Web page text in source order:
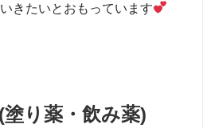
きたいとおもっています
り薬・飲み薬)